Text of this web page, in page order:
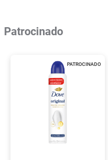
Patrocinado
PATROCINADO